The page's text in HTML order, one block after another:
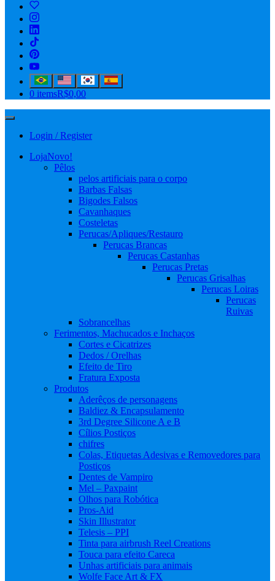
0 itemsR$0,00
Login / Register
LojaNovo!
Pêlos
pelos artificiais para o corpo
Barbas Falsas
Bigodes Falsos
Cavanhaques
Costeletas
Perucas/Apliques/Restauro
Perucas Brancas
Perucas Castanhas
Perucas Pretas
Perucas Grisalhas
Perucas Loiras
Perucas
Ruivas
Sobrancelhas
Ferimentos, Machucados e Inchaços
Cortes e Cicatrizes
Dedos / Orelhas
Efeito de Tiro
Fratura Exposta
Produtos
Aderêços de personagens
Baldiez & Encapsulamento
3rd Degree Silicone A e B
Cílios Postiços
chifres
Colas, Etiquetas Adesivas e Removedores para
Postiços
Dentes de Vampiro
Mel – Paxpaint
Olhos para Robótica
Pros-Aid
Skin Illustrator
Telesis – PPI
Tinta para airbrush Reel Creations
Touca para efeito Careca
Unhas artificiais para animais
Wolfe Face Art & FX